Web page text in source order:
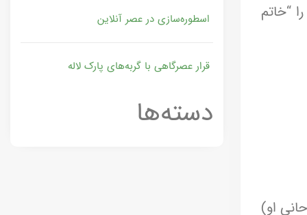
“خاتم
او)
اسطوره‌سازی در عصر آنلاین
قرار عصرگاهی با گربه‌های پارک لاله
دسته‌ها